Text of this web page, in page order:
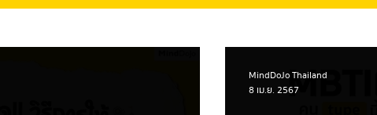
MindDoJo Thailand
8 เม.ย. 2567